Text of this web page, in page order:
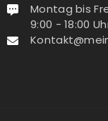
Montag bis
9:00 - 18:00